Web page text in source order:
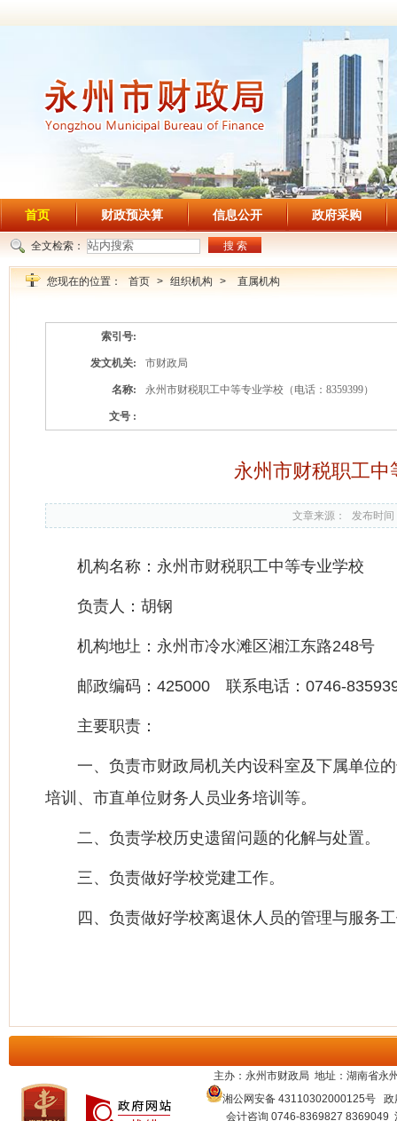
首页 财政预决算 信息公开 政府采购
搜 索
全文检索：
您现在的位置： 首页 > 组织机构 > 直属机构
索引号:
发文机关: 市财政局
名称: 永州市财税职工中等专业学校（电话：8359399）
文号 :
永州市财税职工中
文章来源： 发布时
机构名称：永州市财税职工中等专业学校
负责人：胡钢
机构地圵：永州市冷水滩区湘江东路248号
邮政编码：425000 联系电话：0746-
主要职责：
一、负责市财政局机关内设科室及下属单位
培训、市直单位财务人员业务培训等。
二、负责学校历史遗留问题的化解与处置。
三、负责做好学校党建工作。
四、负责做好学校离退休人员的管理与服务
主办：永州市财政局 地址：湖南省永
湘公网安备 43110302000125号 政
会计咨询 0746-8369827 8369049